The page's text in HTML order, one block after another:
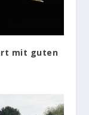
mit guten